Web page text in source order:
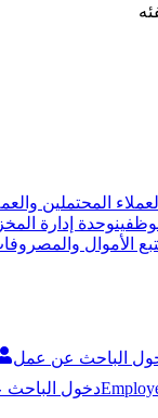
المحتملين
وحدة إدارة
الأموال
الباحث عن عمل
دخول